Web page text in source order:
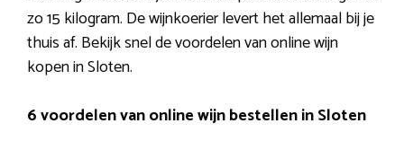
zo 15 kilogram. De wijnkoerier levert het allemaal bij je
thuis af. Bekijk snel de voordelen van online wijn
kopen in Sloten.
6 voordelen van online wijn bestellen in Sloten